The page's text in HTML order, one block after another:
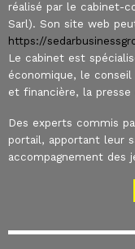
réalisé par le cabinet-
Sarl). Son site web
https://
Le cabinet est
économique, le
et financière, la
Des experts commis
portail, apportant leur
accompagnement des